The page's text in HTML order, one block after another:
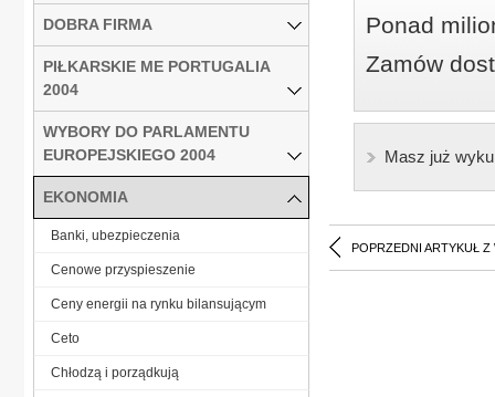
Ponad
Zamów
Masz już
POPRZEDNI ARTYKUŁ Z
DOBRA FIRMA
PIŁKARSKIE ME PORTUGALIA
2004
WYBORY DO PARLAMENTU
EUROPEJSKIEGO 2004
EKONOMIA
Banki, ubezpieczenia
Cenowe przyspieszenie
Ceny energii na rynku bilansującym
Ceto
Chłodzą i porządkują